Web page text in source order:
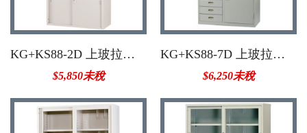
KG+KS88-2D 上玻拉中二屜(不含底座)
$5,850未稅
KG+KS88-7D 上玻拉邊七屜(不含底座)
$6,250未稅